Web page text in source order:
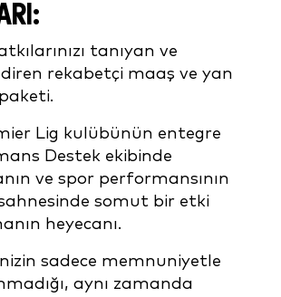
tanıyan ve
rekabetçi maaş ve yan
Lig kulübünün entegre
Destek ekibinde
ve spor performansının
somut bir etki
heyecanı.
sadece memnuniyetle
aynı zamanda